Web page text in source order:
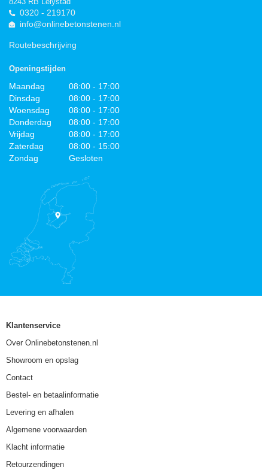
0320 - 219170
info@onlinebetonstenen.nl
Routebeschrijving
Openingstijden
Maandag
08:00 - 17:00
Dinsdag
08:00 - 17:00
Woensdag
08:00 - 17:00
Donderdag
08:00 - 17:00
Vrijdag
08:00 - 17:00
Zaterdag
08:00 - 15:00
Zondag
Gesloten
Klantenservice
Over Onlinebetonstenen.nl
Showroom en opslag
Contact
Bestel- en betaalinformatie
Levering en afhalen
Algemene voorwaarden
Klacht informatie
Retourzendingen